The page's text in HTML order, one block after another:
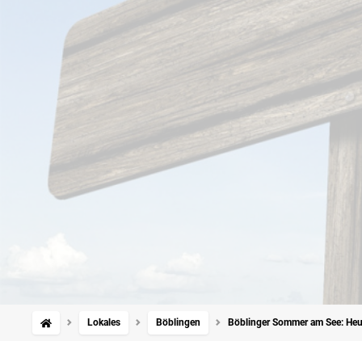
Lokales Böblingen Böblinger Sommer am See: